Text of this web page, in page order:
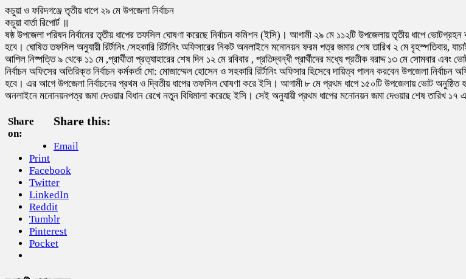
কচুয়া ও ফরিদগঞ্জে তৃতীয় ধাপে ২৯ মে উপজেলা নির্বাচন
কচুয়া বার্তা রিপোর্ট ॥
ষষ্ঠ উপজেলা পরিষদ নির্বানের তৃতীয় ধাপের তফসিল ঘোষণা করেছে নির্বাচন কমিশন (ইসি)। আগামী ২৯ মে ১১২টি উপজেলায় তৃতীয় ধাপে
হবে। ঘোষিত তফসিল অনুযায়ী রির্টানিং /সহকারি রির্টানিং অফিসারের নিকট অনলাইনে মনোনয়ন ফরম পত্র জমার শেষ তারিখ ২ মে বৃহস্পতিবার,
আপিল নিষ্পত্তি ৯ থেকে ১১ মে ,প্রার্থীতা প্রত্যাহারের শেষ দিন ১২ মে রবিবার , প্রতিদ্বন্ধী প্রার্থীদের মধ্যে প্রতীক বরাদ্দ ১৩ মে সোমবার
নির্বাচন অফিসের অতিরিক্ত নির্বাচন কর্মকর্তা মো: মোজাম্মেল হোসেন ও সহকারি রির্টানিং অফিসার হিসেবে দায়িত্ব পালন করবেন উপজেলা
হবে। এর আগে উপজেলা নির্বাচনের প্রথম ও দ্বিতীয় ধাপের তফসিল ঘোষণা করে ইসি। আগামী ৮ মে প্রথম ধাপে ১৫০টি উপজেলায় ভোট অনুষ্ঠিত
অনলাইনে মনোনয়নপত্র জমা দেওয়ার বিধান রেখে নতুন বিধিমালা করেছে ইসি। সেই অনুযায়ী প্রথম ধাপের মনোনয়ন জমা দেওয়ার শেষ তারিখ ১৭
Share
on:
Share this:
Email
Print
Facebook
Twitter
LinkedIn
Reddit
Tumblr
Pinterest
Pocket